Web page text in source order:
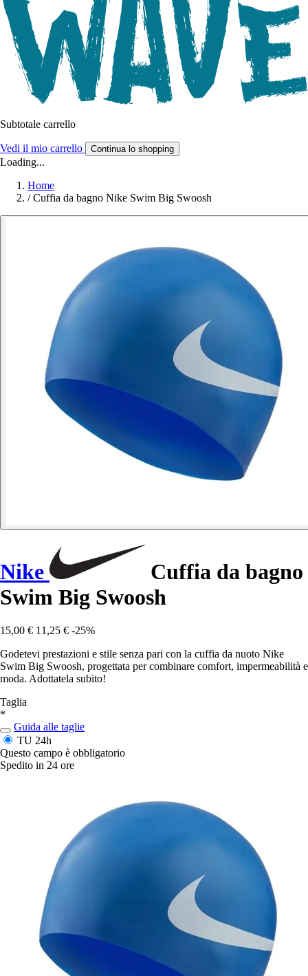
Subtotale carrello
Vedi il mio carrello Continua lo shopping
Loading...
Home
/ Cuffia da bagno Nike Swim Big Swoosh
Nike
Cuffia da bagno
Swim Big Swoosh
15,00 € 11,25 € -25%
Godetevi prestazioni e stile senza pari con la cuffia da nuoto Nike
Swim Big Swoosh, progettata per combinare comfort, impermeabilità e
moda. Adottatela subito!
Taglia
*
Guida alle taglie
TU 24h
Questo campo è obbligatorio
Spedito in 24 ore